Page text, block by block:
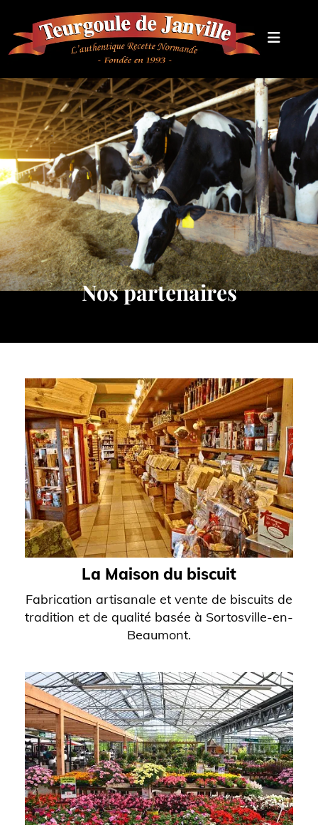
Nos partenaires
La Maison du biscuit
Fabrication artisanale et vente de biscuits de
tradition et de qualité basée à Sortosville-en-
Beaumont.